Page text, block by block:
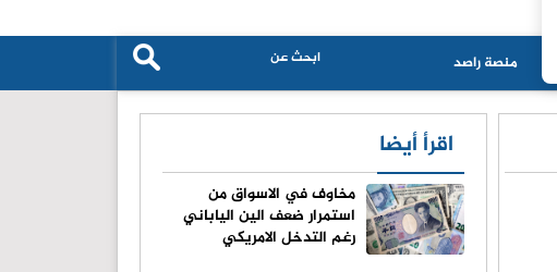
منصة راصد
اقرأ أيضا
مخاوف في الاسواق من
استمرار ضعف الين الياباني
رغم التدخل الامريكي